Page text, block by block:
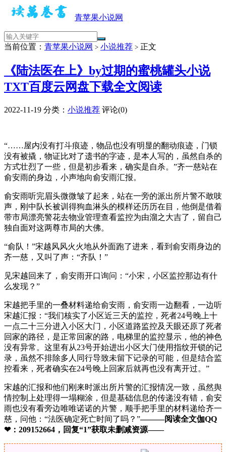
青苹果小说网
当前位置： 青苹果小说网 > 小说推荐 > 正文
《陆法医在上》by过期的蜜桃罐头小说
TXT百度云网盘下载全文阅读
2022-11-19 分类： 小说推荐 评论(0)
“……屋内没有打斗痕迹，物品也没有明显的翻动痕迹，门锁
没有被撬，物证比对了遗书的字迹，是本人写的，虽然自杀的
方式壮烈了一些，但是初步看来，确实是自杀。”齐一慈站在
俞安雨的身边，小声地向俞安雨汇报。
俞安雨听完眉头微微皱了起来，站在一旁的派出所片警不敢吱
声，刚中队长被训得狗血淋头的模样还历历在目，他倒是借着
带市局漂亮警花去物业管理查看监控为由溜之大吉了，留自己
独自面对这两尊市局的大佛。
“俞队！”宋越风风火火地从外面跑了进来，看到俞安雨身边的
齐一慈，又叫了声：“齐队！”
见宋越回来了，俞安雨开口询问：“小宋，小区监控那边有什
么发现？”
宋越把手里的一叠材料递给俞安雨，俞安雨一边翻看，一边听
宋越汇报：“我们核实了小区近三天的监控，死者24号晚上十
一点二十三分进入小区大门，小区道路监控及天眼还原了死者
回家的路径，是正常回家的路，电梯里的监控显示，他的神色
没有异常。这里有从23号开始进出小区大门使用指纹开锁的记
录，虽然不排除多人同行导致未留下记录的可能，但是结合监
控看来，死者确实在24号晚上回家后就再也没有离开过。”
宋越的汇报和他们刚来时派出所片警的汇报情况一致，虽然舆
情控制上处理得一塌糊涂，但是基础信息的传递没有错，俞安
雨也没有看旁边唯唯诺诺的片警，顺手把手里的材料递给齐一
慈，问他：“法医确定死亡时间了吗？”———阅读全文伽QQ
❤：209152664，回复“1”获取未删减资源—​​​​—